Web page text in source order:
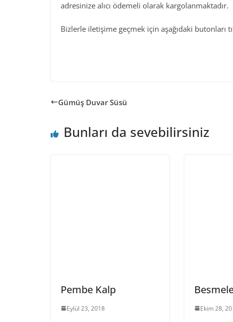
adresinize alıcı ödemeli olarak kargolanmaktadır.
Bizlerle iletişime geçmek için aşağıdaki butonları
Gümüş Duvar Süsü
Bunları da sevebilirsiniz
Pembe Kalp
Eylül 23, 2018 Ekim 28,